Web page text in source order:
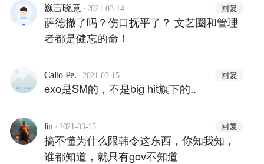
巍言晓意 · 2021-03-14 回复
萨德撤了吗？伤口抚平了？ 文艺圈和管理
者都是健忘的命！
Calio Pe. · 2021-03-15 回复
exo是SM的，不是big hit旗下的..
lin · 2021-03-15 回复
搞不懂为什么限韩令这东西，你知我知，
谁都知道，就只有gov不知道